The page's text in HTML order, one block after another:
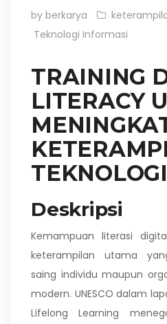
by berkarya
Teknologi Informasi
TRAINING
LITERACY
TEKNOLOGI
Deskripsi
Kemampuan literasi
keterampilan utama
saing individu maupun
modern. UNESCO dalam
Lifelong Learning